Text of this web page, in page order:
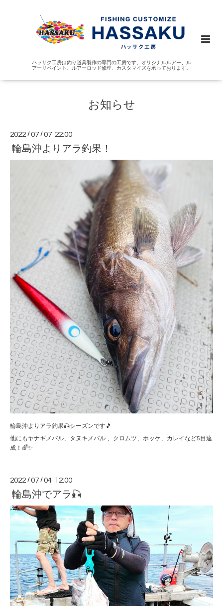
ハッサク工房は釣り道具製作の専門の工房です。オリジナルルアー、ル
アーリペイント、ルアーロッド修理、カスタマイズを承っております。
お知らせ
2022 /07 /07 22:00
輪島沖よりアラ釣果！
輪島沖よりアラ釣果🎣シーズンです🎵
他にもヤナギメバル、タヌキメバル 、クロムツ、ホッケ、カレイなど5目達
成！🌈✨
2022 /07 /04 12:00
輪島沖でアラ🎣